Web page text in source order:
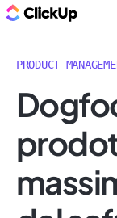
PRODUCT